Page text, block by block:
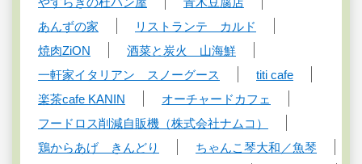
あんずの家
リストランテ カルド
焼肉ZiON
酒菜と炭火 山海鮮
一軒家イタリアン スノーグース
titi cafe
楽茶cafe KANIN
オーチャードカフェ
フードロス削減自販機（株式会社ナムコ）
鶏からあげ きんどり
ちゃんこ琴大和／魚琴